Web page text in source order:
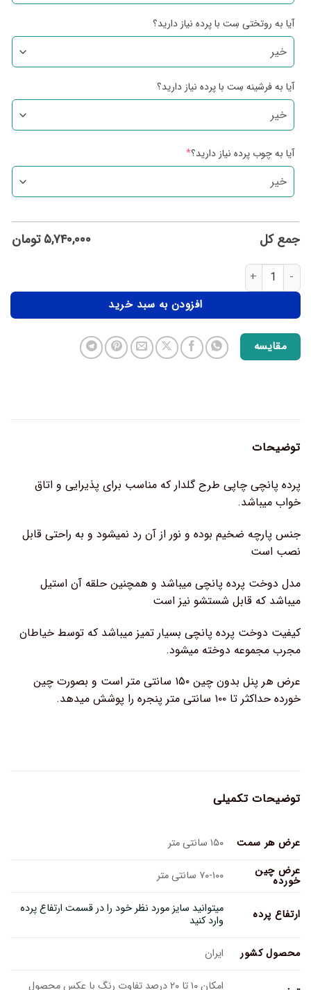
آیا به روتختی سِت با پرده نیاز دارید؟
آیا به فرشینه سِت با پرده نیاز دارید؟
آیا به چوب پرده نیاز دارید؟*
جمع کل ۵,۷۴۰,۰۰۰ تومان
افزودن به سبد خرید
مقایسه
توضیحات
پرده پانچی چاپی طرح گلدار که مناسب برای پذیرایی و اتاق
خواب میباشد.
جنس پارچه ضخیم بوده و نور از آن رد نمیشود و به راحتی قابل
نصب است
مدل دوخت پرده پانچی میباشد و همچنین حلقه آن استیل
میباشد که قابل شستشو نیز است
کیفیت دوخت پرده پانچی بسیار تمیز میباشد که توسط خیاطان
مجرب مجموعه دوخته میشود.
عرض هر پنل بدون چین ۱۵۰ سانتی متر است و بصورت چین
خورده حداکثر تا ۱۰۰ سانتی متر پنجره را پوشش میدهد.
توضیحات تکمیلی
عرض هر سمت
۱۵۰ سانتی متر
عرض چین
خورده ۷۰-۱۰۰ سانتی متر
ارتفاع پرده میتوانید سایز مورد نظر خود را در قسمت ارتفاع پرده
وارد کنید
محصول کشور ایران
امکان ۱۰ تا ۲۰ درصد تفاوت رنگ با عکس محصول